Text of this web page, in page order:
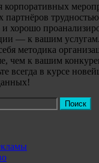
партнёров
хорошо
— к вашим
методика
чем к вашим
всегда в курсе